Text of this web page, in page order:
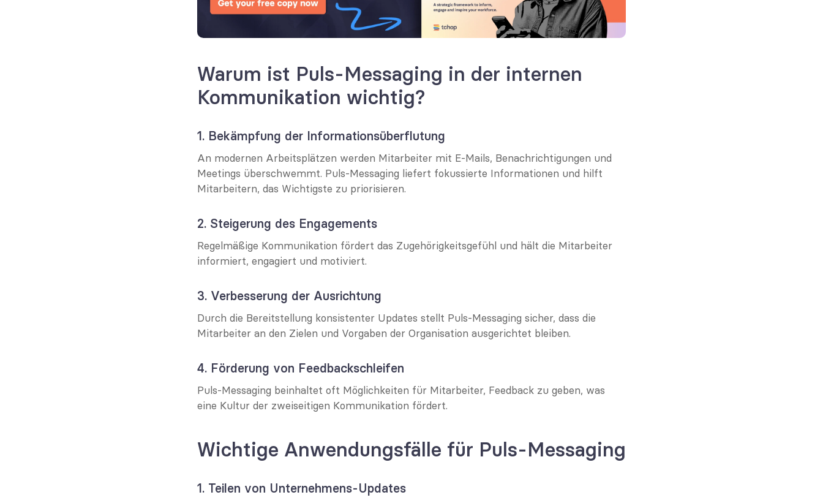
Warum ist Puls-Messaging in der internen
Kommunikation wichtig?
1. Bekämpfung der Informationsüberflutung
An modernen Arbeitsplätzen werden Mitarbeiter mit E-Mails, Benachrichtigungen und
Meetings überschwemmt. Puls-Messaging liefert fokussierte Informationen und hilft
Mitarbeitern, das Wichtigste zu priorisieren.
2. Steigerung des Engagements
Regelmäßige Kommunikation fördert das Zugehörigkeitsgefühl und hält die Mitarbeiter
informiert, engagiert und motiviert.
3. Verbesserung der Ausrichtung
Durch die Bereitstellung konsistenter Updates stellt Puls-Messaging sicher, dass die
Mitarbeiter an den Zielen und Vorgaben der Organisation ausgerichtet bleiben.
4. Förderung von Feedbackschleifen
Puls-Messaging beinhaltet oft Möglichkeiten für Mitarbeiter, Feedback zu geben, was
eine Kultur der zweiseitigen Kommunikation fördert.
Wichtige Anwendungsfälle für Puls-Messaging
1. Teilen von Unternehmens-Updates